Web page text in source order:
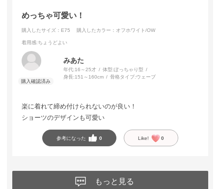
めっちゃ可愛い！
購入したサイズ：E75 購入したカラー：オフホワイト/OW
着用感:ちょうどよい
みあた
年代:16～25才 体型:ぽっちゃり型
身長:151～160cm 骨格タイプ:ウェーブ
楽に着れて締め付けられないのが良い！
ショーツのデザインも可愛い
参考になった 0 Like! 0
もっと見る